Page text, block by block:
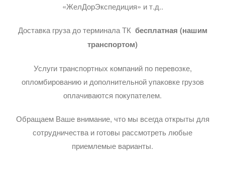
«ЖелДорЭкспедиция» и т.д..
Доставка груза до терминала ТК бесплатная (нашим
транспортом)
Услуги транспортных компаний по перевозке,
опломбированию и дополнительной упаковке грузов
оплачиваются покупателем.
Обращаем Ваше внимание, что мы всегда открыты для
сотрудничества и готовы рассмотреть любые
приемлемые варианты.